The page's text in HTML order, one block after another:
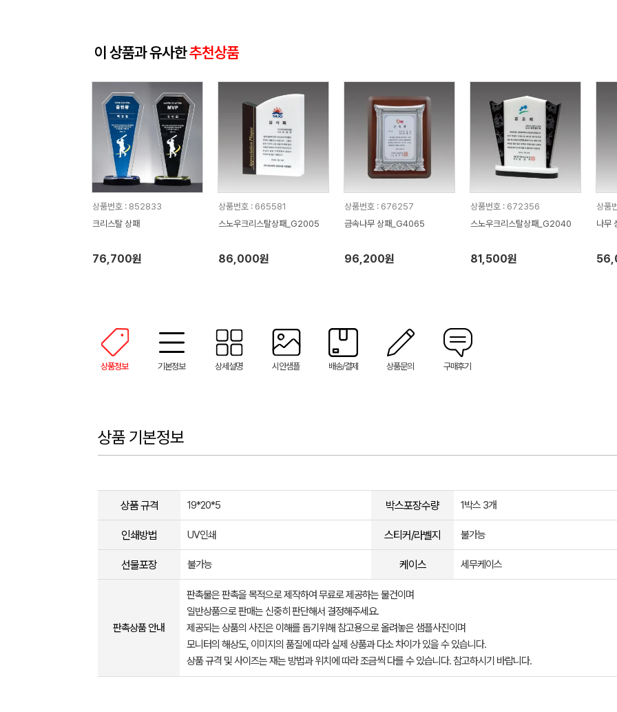
이 상품과 유사한추천상품
상품번호 : 852833
크리스탈 상패
76,700원
상품번호 : 665581
스노우크리스탈상패_G2005
86,000원
상품번호 : 676257
금속나무 상패_G4065
96,200원
상품번호 : 672356
스노우크리스탈상패_G2040
81,500원
상품
나무
상품정보 기본정보 상세설명 시안샘플 배송/결제 상품문의 구매후기
상품 기본정보
상품 규격 19*20*5 박스포장수량 1박스 3개
인쇄방법 UV인쇄 스티커/라벨지 불가능
선물포장 불가능 케이스 세무케이스
판촉상품 안내
판촉물은 판촉을 목적으로 제작하여 무료로 제공하는 물건이며
일반상품으로 판매는 신중히 판단해서 결정해주세요.
제공되는 상품의 사진은 이해를 돕기위해 참고용으로 올려놓은 샘플사진이며
모니터의 해상도, 이미지의 품질에 따라 실제 상품과 다소 차이가 있을 수 있습니다.
상품 규격 및 사이즈는 재는 방법과 위치에 따라 조금씩 다를 수 있습니다. 참고하시기 바랍니다.